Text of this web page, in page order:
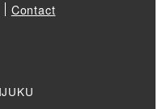
Contact